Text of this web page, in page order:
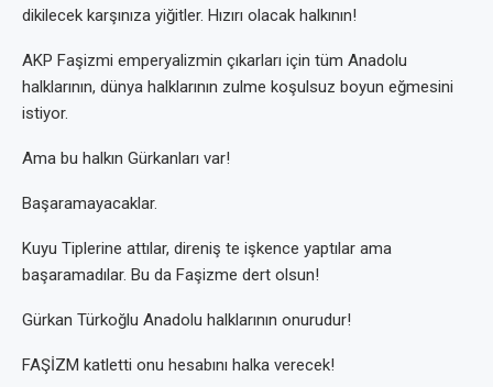
dikilecek karşınıza yiğitler. Hızırı olacak halkının!
AKP Faşizmi emperyalizmin çıkarları için tüm Anadolu
halklarının, dünya halklarının zulme koşulsuz boyun eğmesini
istiyor.
Ama bu halkın Gürkanları var!
Başaramayacaklar.
Kuyu Tiplerine attılar, direniş te işkence yaptılar ama
başaramadılar. Bu da Faşizme dert olsun!
Gürkan Türkoğlu Anadolu halklarının onurudur!
FAŞİZM katletti onu hesabını halka verecek!